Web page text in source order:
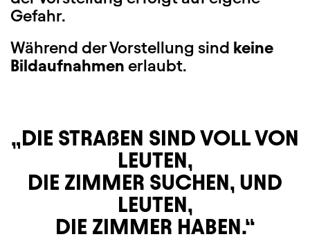
Gefahr.
Während der Vorstellung sind keine
Bildaufnahmen erlaubt.
DIE STRAßEN SIND VOLL VON
LEUTEN,
DIE ZIMMER SUCHEN, UND
LEUTEN,
DIE ZIMMER HABEN.